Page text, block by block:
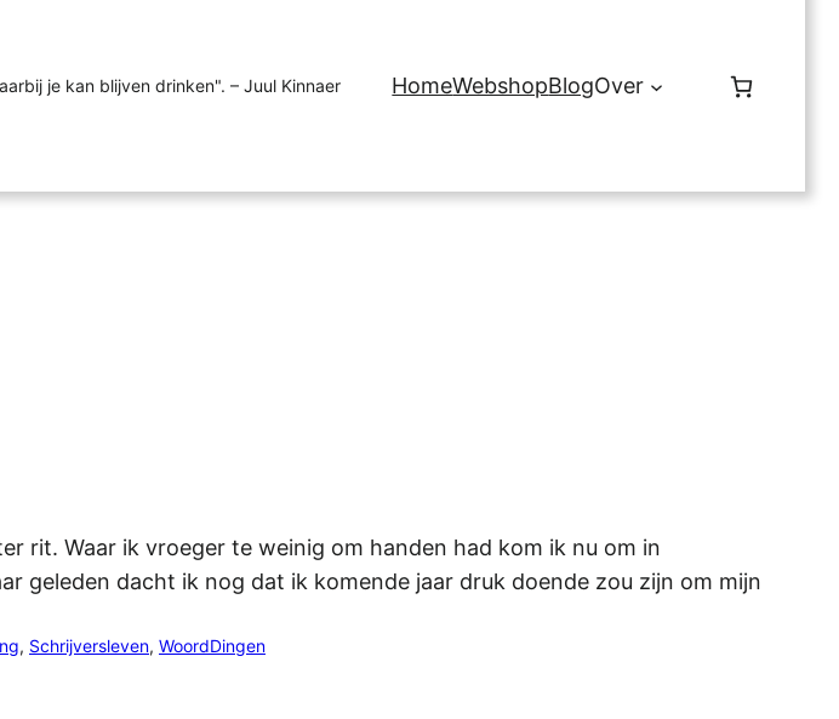
je kan blijven drinken". – Juul Kinnaer HomeWebshopBlogOver
rit. Waar ik vroeger te weinig om handen had kom ik nu om in
geleden dacht ik nog dat ik komende jaar druk doende zou zijn om mijn
, Schrijversleven, WoordDingen